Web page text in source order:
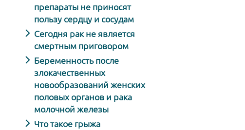
препараты не приносят
пользу сердцу и сосудам
Сегодня рак не является
смертным приговором
Беременность после
злокачественных
новообразований женских
половых органов и рака
молочной железы
Что такое грыжа